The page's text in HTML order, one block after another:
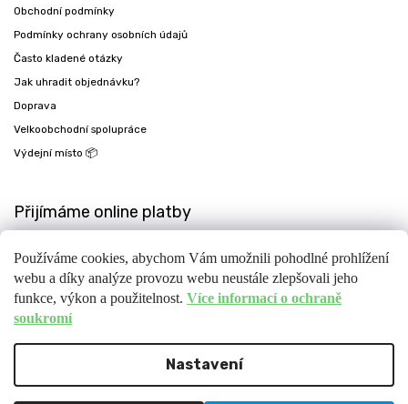
Používáme cookies, abychom Vám umožnili pohodlné prohlížení
webu a díky analýze provozu webu neustále zlepšovali jeho
funkce, výkon a použitelnost. Více informací o ochraně
soukromí
Nastavení
Obchodní podmínky
Podmínky ochrany osobních údajů
Často kladené otázky
Jak uhradit objednávku?
Doprava
Velkoobchodní spolupráce
Výdejní místo 📦
Přijímáme online platby
Fit-day. Všechna práva vyhrazena.
Upravit nastavení cookies